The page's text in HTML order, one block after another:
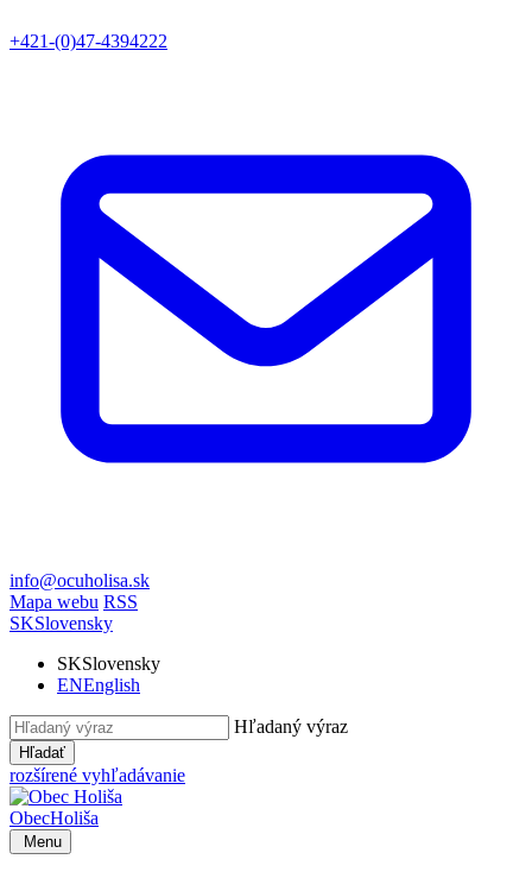
+421-(0)47-4394222
info@ocuholisa.sk
Mapa webu RSS
SKSlovensky
SKSlovensky
ENEnglish
Hľadaný výraz
Hľadať
rozšírené vyhľadávanie
ObecHoliša
Menu